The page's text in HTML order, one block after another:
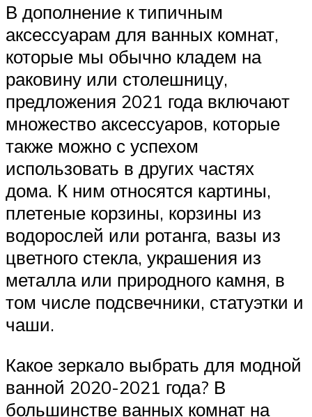
В дополнение к типичным
аксессуарам для ванных комнат,
которые мы обычно кладем на
раковину или столешницу,
предложения 2021 года включают
множество аксессуаров, которые
также можно с успехом
использовать в других частях
дома. К ним относятся картины,
плетеные корзины, корзины из
водорослей или ротанга, вазы из
цветного стекла, украшения из
металла или природного камня, в
том числе подсвечники, статуэтки и
чаши.
Какое зеркало выбрать для модной
ванной 2020-2021 года? В
большинстве ванных комнат на